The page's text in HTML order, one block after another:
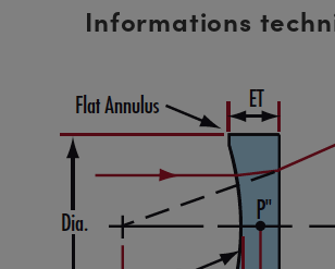
Informations